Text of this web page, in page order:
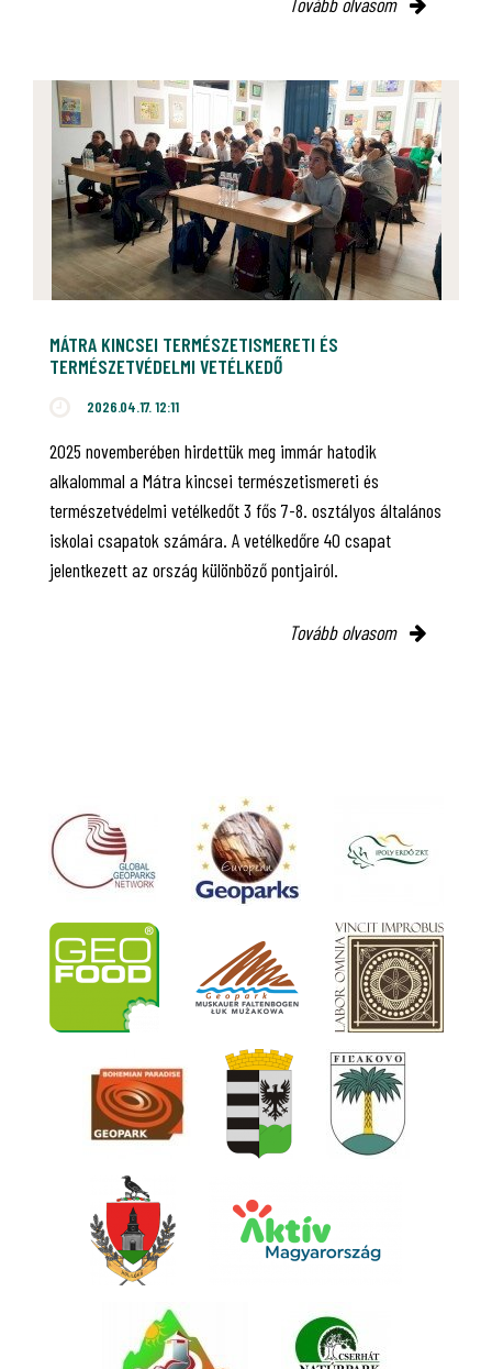
MÁTRA KINCSEI TERMÉSZETISMERETI ÉS
TERMÉSZETVÉDELMI VETÉLKEDŐ
2026.04.17. 12:11
2025 novemberében hirdettük meg immár hatodik
alkalommal a Mátra kincsei természetismereti és
természetvédelmi vetélkedőt 3 fős 7-8. osztályos általános
iskolai csapatok számára. A vetélkedőre 40 csapat
jelentkezett az ország különböző pontjairól.
Tovább olvasom